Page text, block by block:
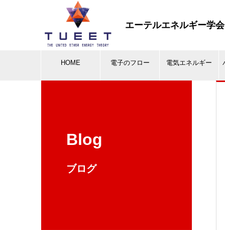
エーテルエネルギー学会
HOME 電子のフロー 電気エネルギー
Blog
ブログ